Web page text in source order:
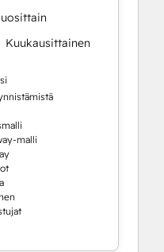
Kuukausittainen
malli